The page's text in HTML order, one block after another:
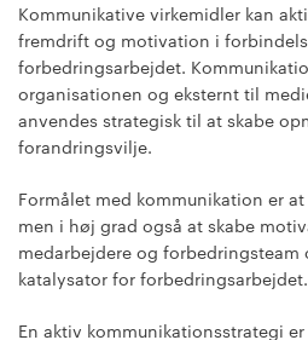
Kommunikative virkemidler kan
fremdrift og motivation i
forbedringsarbejdet.
organisationen og eksternt til
anvendes strategisk til at skabe
forandringsvilje.
Formålet med kommunikation er
men i høj grad også at skabe
medarbejdere og forbedringsteam
katalysator for forbedringsarbejdet.
En aktiv kommunikationsstrategi